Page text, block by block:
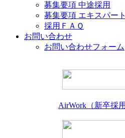
募集要項 中途採用
募集要項 エキスパート
採用ＦＡＱ
お問い合わせ
お問い合わせフォーム
AirWork（新卒採